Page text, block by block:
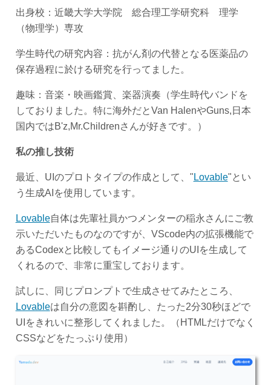
出身校：近畿大学大学院 総合理工学研究科 理学
（物理学）専攻
学生時代の研究内容：抗がん剤の代替となる医薬品の
保存過程に於ける研究を行ってました。
趣味：音楽・映画鑑賞、楽器演奏（学生時代バンドを
しておりました。特に海外だとVan HalenやGuns,日本
国内ではB'z,Mr.Childrenさんが好きです。）
私の推し技術
最近、UIのプロトタイプの作成として、"Lovable"とい
う生成AIを使用しています。
Lovable自体は先輩社員かつメンターの稲永さんにご教
示いただいたものなのですが、VScode内の拡張機能で
あるCodexと比較してもイメージ通りのUIを生成して
くれるので、非常に重宝しております。
試しに、同じプロンプトで生成させてみたところ、
Lovableは自分の意図を斟酌し、たった2分30秒ほどで
UIをきれいに整形してくれました。（HTMLだけでなく
CSSなどをたっぷり使用）